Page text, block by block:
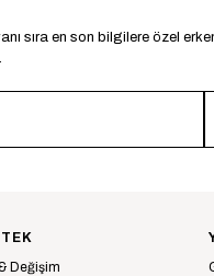
sıra en son bilgilere özel
Değişim